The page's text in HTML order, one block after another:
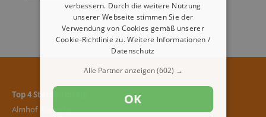
Top 4 Sterne Hotels
Almhof Roswitha
verbessern. Durch die weitere Nutzung
unserer Webseite stimmen Sie der
Verwendung von Cookies gemäß unserer
Cookie-Richtlinie zu.Weitere Informationen /
Datenschutz
Alle Partner anzeigen(602) →
OK